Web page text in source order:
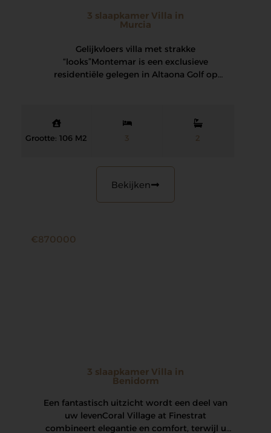
3 slaapkamer Villa in
Murcia
Gelijkvloers villa met strakke
“looks” Montemar is een exclusieve
residentiële gelegen in Altaona Golf op
Grootte: 106 M2 3 2
Bekijken
€870000
3 slaapkamer Villa in
Benidorm
Een fantastisch uitzicht wordt een deel van
uw leven Coral Village at Finestrat
combineert elegantie en comfort, terwijl u